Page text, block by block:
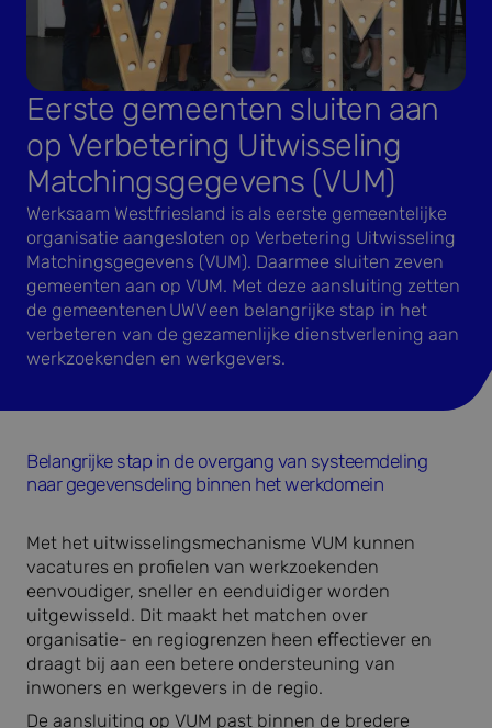
Eerste gemeenten sluiten aan
op Verbetering Uitwisseling
Matchingsgegevens (VUM)
Werksaam Westfriesland is als eerste gemeentelijke
organisatie aangesloten op Verbetering Uitwisseling
Matchingsgegevens (VUM). Daarmee sluiten zeven
gemeenten aan op VUM. Met deze aansluiting zetten
de gemeentenen UWV een belangrijke stap in het
verbeteren van de gezamenlijke dienstverlening aan
werkzoekenden en werkgevers.
Belangrijke stap in de overgang van systeemdeling
naar gegevensdeling binnen het werkdomein
Met het uitwisselingsmechanisme VUM kunnen
vacatures en profielen van werkzoekenden
eenvoudiger, sneller en eenduidiger worden
uitgewisseld. Dit maakt het matchen over
organisatie- en regiogrenzen heen effectiever en
draagt bij aan een betere ondersteuning van
inwoners en werkgevers in de regio.
De aansluiting op VUM past binnen de bredere